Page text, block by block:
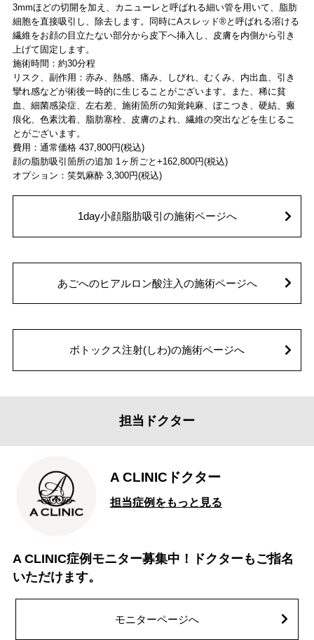
3mmほどの切開を加え、カニューレと呼ばれる細い管を用いて、脂肪
細胞を直接吸引し、除去します。同時にAスレッド®と呼ばれる溶ける
繊維をお顔の目立たない部分から皮下へ挿入し、皮膚を内側から引き
上げて固定します。
施術時間：約30分程
リスク、副作用：赤み、熱感、痛み、しびれ、むくみ、内出血、引き
攣れ感などが術後一時的に生じることがございます。また、稀に貧
血、細菌感染症、左右差、施術箇所の知覚鈍麻、ぼこつき、硬結、瘢
痕化、色素沈着、脂肪塞栓、皮膚のよれ、繊維の突出などを生じるこ
とがございます。
費用：通常価格 437,800円(税込)
顔の脂肪吸引箇所の追加 1ヶ所ごと+162,800円(税込)
オプション：笑気麻酔 3,300円(税込)
1day小顔脂肪吸引の施術ページへ
あごへのヒアルロン酸注入の施術ページへ
ボトックス注射(しわ)の施術ページへ
担当ドクター
A CLINICドクター
担当症例をもっと見る
A CLINIC症例モニター募集中！ドクターもご指名
いただけます。
モニターページへ